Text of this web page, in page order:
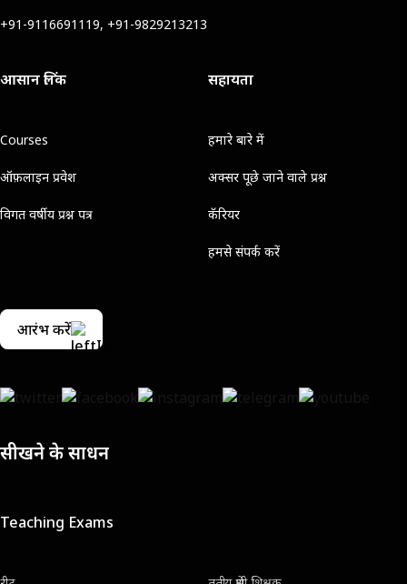
+91-9116691119, +91-9829213213
आसान लिंक
Courses
ऑफ़लाइन प्रवेश
विगत वर्षीय प्रश्न पत्र
सहायता
हमारे बारे में
अक्सर पूछे जाने वाले प्रश्न
कॅरियर
हमसे संपर्क करें
आरंभ करें
सीखने के साधन
Teaching Exams